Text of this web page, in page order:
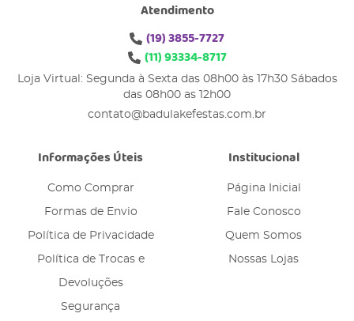
Atendimento
(19)3855-7727
(11)93334-8717
Loja Virtual: Segunda à Sexta das 08h00 às 17h30 Sábados
das 08h00 as 12h00
contato@badulakefestas.com.br
Informações Úteis
Como Comprar
Formas de Envio
Política de Privacidade
Política de Trocas e
Devoluções
Segurança
Institucional
Página Inicial
Fale Conosco
Quem Somos
Nossas Lojas